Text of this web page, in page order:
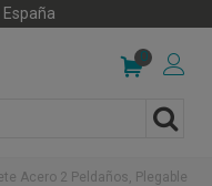
0
Acero 2 Peldaños, Plegable